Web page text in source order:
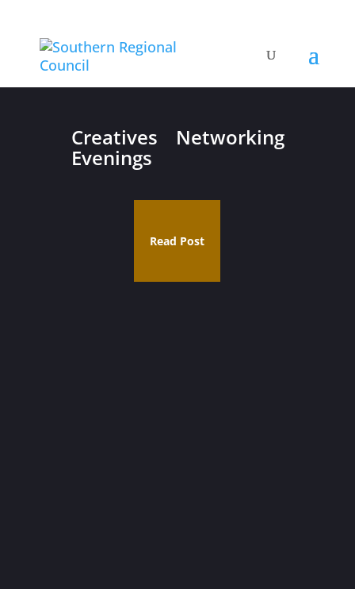
Creatives Networking
Evenings
Read Post